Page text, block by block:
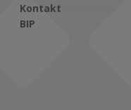
Kontakt
BIP